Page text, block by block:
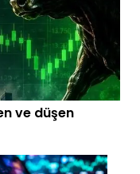
ve düşen